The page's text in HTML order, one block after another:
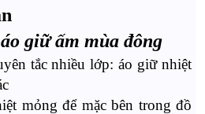
giữ ấm mùa đông
tắc nhiều lớp: áo giữ nhiệt
mỏng để mặc bên trong đồ